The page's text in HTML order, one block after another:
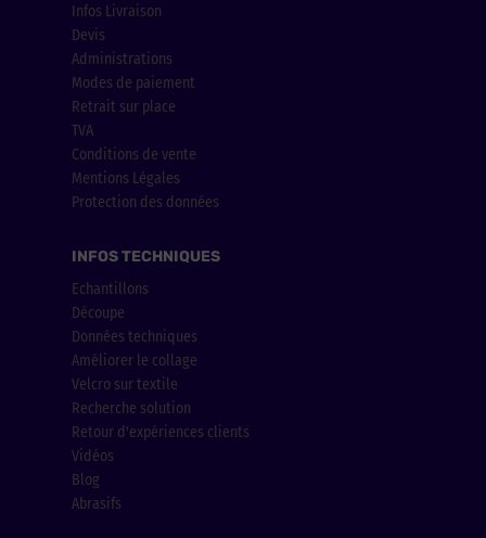
Infos Livraison
Devis
Administrations
Modes de paiement
Retrait sur place
TVA
Conditions de vente
Mentions Légales
Protection des données
INFOS TECHNIQUES
Echantillons
Découpe
Données techniques
Améliorer le collage
Velcro sur textile
Recherche solution
Retour d'expériences clients
Vidéos
Blog
Abrasifs